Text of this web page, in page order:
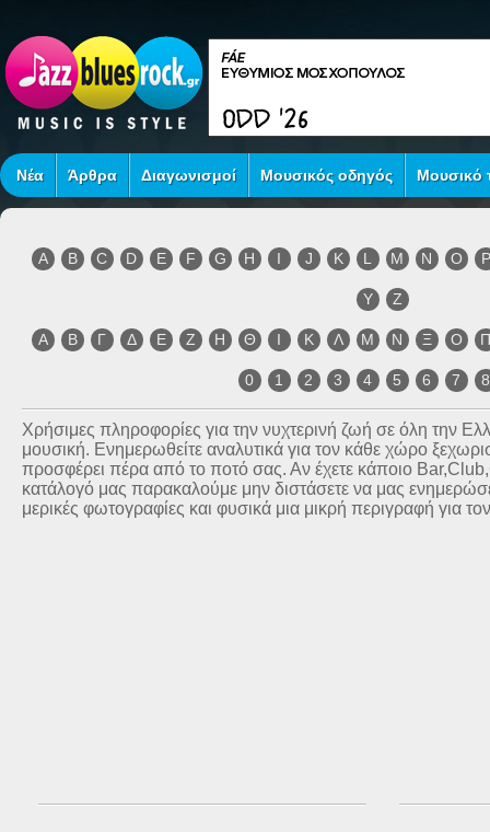
Νέα Άρθρα Διαγωνισμοί Μουσικός οδηγός Μουσικό
A B C D E F G H I J K L M N O P
Y Z
Α Β Γ Δ Ε Ζ Η Θ Ι Κ Λ Μ Ν Ξ Ο
0 1 2 3 4 5 6 7 8
Χρήσιμες πληροφορίες για την νυχτερινή ζωή σε όλη την
μουσική. Ενημερωθείτε αναλυτικά για τον κάθε χώρο
προσφέρει πέρα από το ποτό σας. Αν έχετε κάποιο
κατάλογό μας παρακαλούμε μην διστάσετε να μας
μερικές φωτογραφίες και φυσικά μια μικρή περιγραφή για